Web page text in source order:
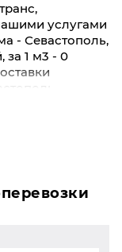
услугами
- Севастополь,
за 1 м3 - 0
отправить
маршруту